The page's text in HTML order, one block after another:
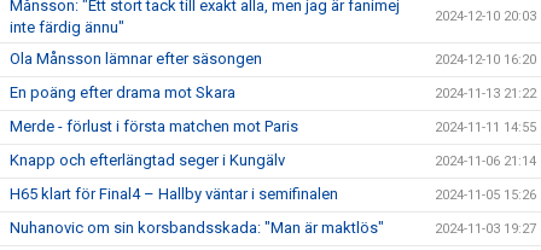
Månsson: "Ett stort tack till exakt alla, men jag är fanimej
inte färdig ännu"
2024-12-10 20:03
Ola Månsson lämnar efter säsongen 2024-12-10 16:20
En poäng efter drama mot Skara 2024-11-13 21:22
Merde - förlust i första matchen mot Paris 2024-11-11 14:55
Knapp och efterlängtad seger i Kungälv 2024-11-06 21:14
H65 klart för Final4 – Hallby väntar i semifinalen 2024-11-05 15:26
Nuhanovic om sin korsbandsskada: "Man är maktlös" 2024-11-03 19:27